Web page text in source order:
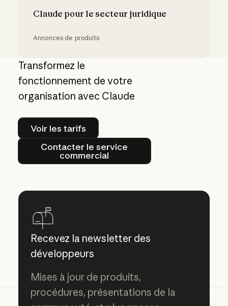
Claude pour le secteur juridique
Annonces de produits
Claude pour le secteur juridique
Transformez le
fonctionnement de votre
organisation avec Claude
Voir les tarifs
Voir les tarifs
Contacter le service
commercial
Contacter le service commercial
Recevez la newsletter des
développeurs
Mises à jour de produits,
procédures, présentations de la